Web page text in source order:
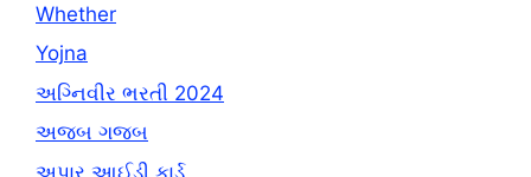
Whether
Yojna
અગ્નિવીર ભરતી 2024
અજબ ગજબ
અપાર આઈડી કાર્ડ